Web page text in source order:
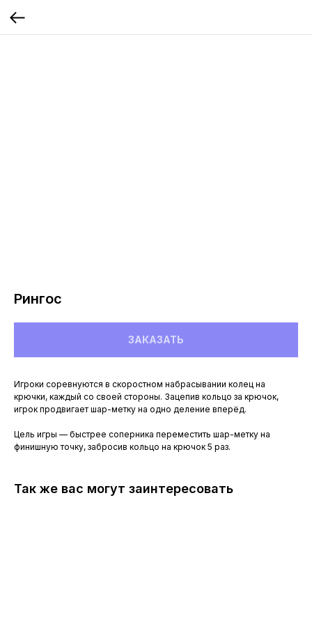
Рингос
ЗАКАЗАТЬ
Игроки соревнуются в скоростном набрасывании колец на
крючки, каждый со своей стороны. Зацепив кольцо за крючок,
игрок продвигает шар-метку на одно деление вперёд.
Цель игры — быстрее соперника переместить шар-метку на
финишную точку, забросив кольцо на крючок 5 раз.
Так же вас могут заинтересовать